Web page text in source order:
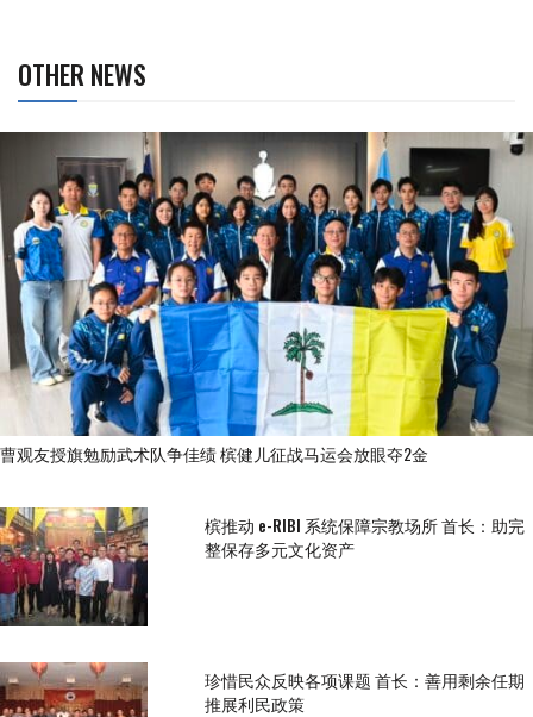
OTHER NEWS
曹观友授旗勉励武术队争佳绩 槟健儿征战马运会放眼夺2金
槟推动 e-RIBI 系统保障宗教场所 首长：助完
整保存多元文化资产
珍惜民众反映各项课题 首长：善用剩余任期
推展利民政策